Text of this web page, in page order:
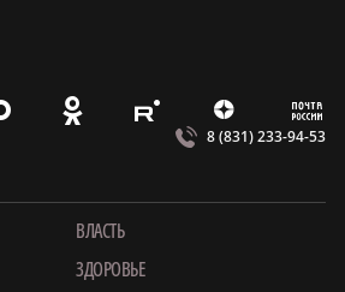
O E Z m
8 (831) 233-94-53
ВЛАСТЬ
ЗДОРОВЬЕ